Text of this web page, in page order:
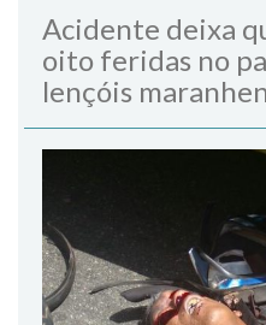
Acidente deixa
oito feridas no
lençóis